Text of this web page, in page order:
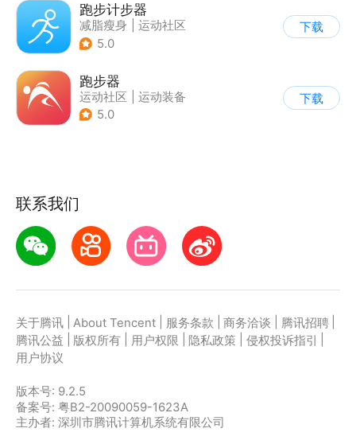
跑步计步器
减脂瘦身
运动社区
5.0
下载
跑步器
运动社区
运动装备
5.0
下载
联系我们
关于腾讯 About Tencent 服务条款 商务洽谈 腾讯招聘
腾讯公益
版权所有 用户权限 隐私政策 侵权投诉指引
用户协议
版本号: 9.2.5
备案号: 粤B2-20090059-1623A
主办者: 深圳市腾讯计算机系统有限公司